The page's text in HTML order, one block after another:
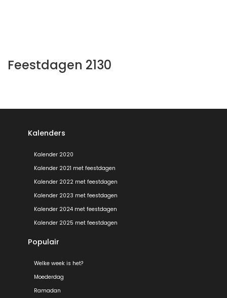
Feestdagen 2130
Kalenders
Kalender 2020
Kalender 2021 met feestdagen
Kalender 2022 met feestdagen
Kalender 2023 met feestdagen
Kalender 2024 met feestdagen
Kalender 2025 met feestdagen
Populair
Welke week is het?
Moederdag
Ramadan